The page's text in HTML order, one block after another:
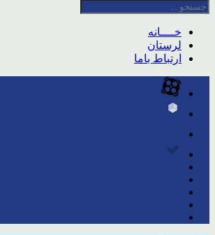
خــــانه
لرستان
ارتباط باما